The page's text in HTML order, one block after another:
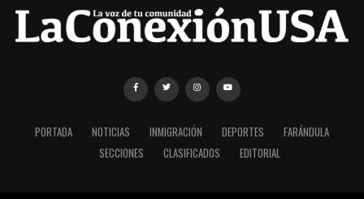
PORTADA NOTICIAS INMIGRACIÓN DEPORTES
FARÁNDULA
SECCIONES
CLASIFICADOS EDITORIAL